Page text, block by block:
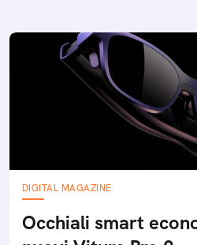
DIGITAL MAGAZINE
Occhiali smart